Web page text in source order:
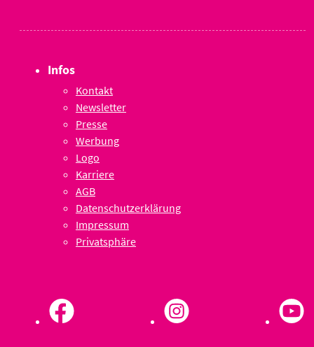
Infos
Kontakt
Newsletter
Presse
Werbung
Logo
Karriere
AGB
Datenschutzerklärung
Impressum
Privatsphäre